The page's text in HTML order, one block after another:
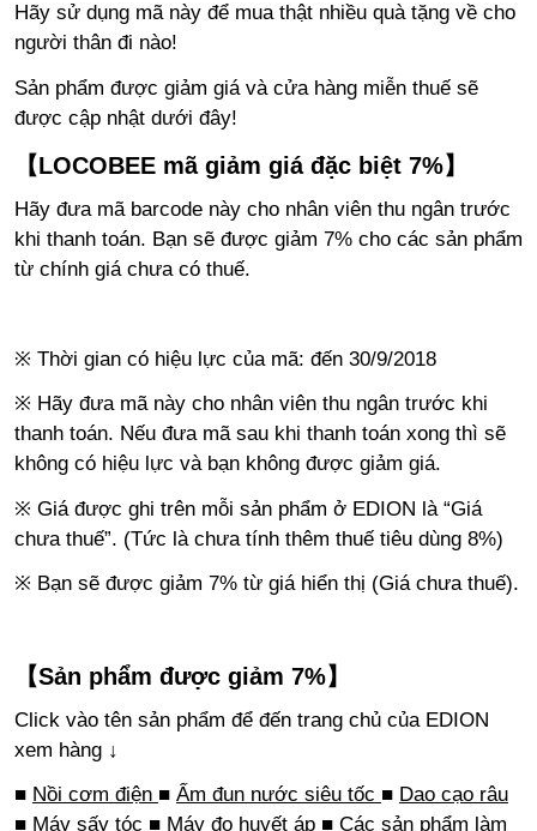
Hãy sử dụng mã này để mua thật nhiều quà tặng về cho
người thân đi nào!
Sản phẩm được giảm giá và cửa hàng miễn thuế sẽ
được cập nhật dưới đây!
【LOCOBEE mã giảm giá đặc biệt 7%】
Hãy đưa mã barcode này cho nhân viên thu ngân trước
khi thanh toán. Bạn sẽ được giảm 7% cho các sản phẩm
từ chính giá chưa có thuế.
※ Thời gian có hiệu lực của mã: đến 30/9/2018
※ Hãy đưa mã này cho nhân viên thu ngân trước khi
thanh toán. Nếu đưa mã sau khi thanh toán xong thì sẽ
không có hiệu lực và bạn không được giảm giá.
※ Giá được ghi trên mỗi sản phẩm ở EDION là “Giá
chưa thuế”. (Tức là chưa tính thêm thuế tiêu dùng 8%)
※ Bạn sẽ được giảm 7% từ giá hiển thị (Giá chưa thuế).
【Sản phẩm được giảm 7%】
Click vào tên sản phẩm để đến trang chủ của EDION
xem hàng ↓
■ Nồi cơm điện ■ Ấm đun nước siêu tốc ■ Dao cạo râu
■ Máy sấy tóc ■ Máy đo huyết áp ■ Các sản phẩm làm